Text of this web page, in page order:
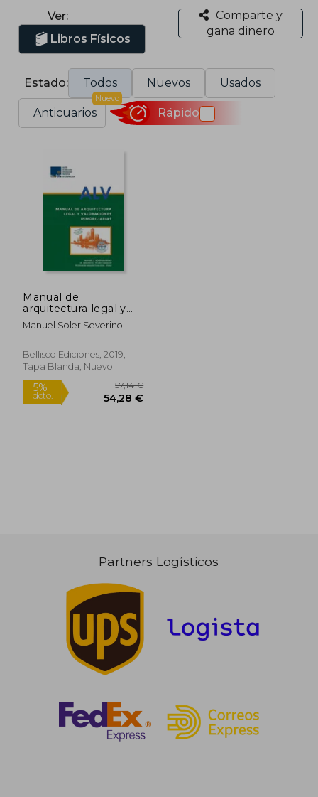
Ver:
Libros Físicos
Comparte y
gana dinero
Estado: Todos Nuevos Usados
Anticuarios
Nuevo
Rápido
Manual de
arquitectura legal y
valoraciones
inmobiliarias
Manuel Soler Severino
Bellisco Ediciones, 2019,
Tapa Blanda, Nuevo
Partners Logísticos